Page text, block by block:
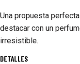
Una propuesta
destacar con un
irresistible.
DETALLES